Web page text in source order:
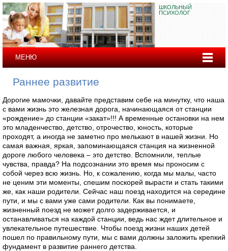
ШКОЛЬНЫЙ
ПСИХОЛОГ
МЕНЮ
Раннее развитие
Дорогие мамочки, давайте представим себе на минутку, что наша
с вами жизнь это железная дорога, начинающаяся от станции
«рождение» до станции «закат»!!! А временные остановки на нем
это младенчество, детство, отрочество, юность, которые
проходят, а иногда не заметно про мелькают в нашей жизни. Но
самая важная, яркая, запоминающаяся станция на жизненной
дороге любого человека – это детство. Вспомнили, теплые
чувства, правда? На подсознании это время мы проносим с
собой через всю жизнь. Но, к сожалению, когда мы малы, часто
не ценим эти моменты, спешим поскорей вырасти и стать такими
же, как наши родители. Сейчас наш поезд находится на середине
пути, и мы с вами уже сами родители. Как вы понимаете,
жизненный поезд не может долго задерживается, и
останавливаться на каждой станции, ведь нас ждет длительное и
увлекательное путешествие. Чтобы поезд жизни наших детей
пошел по правильному пути, мы с вами должны заложить крепкий
фундамент в развитие раннего детства.